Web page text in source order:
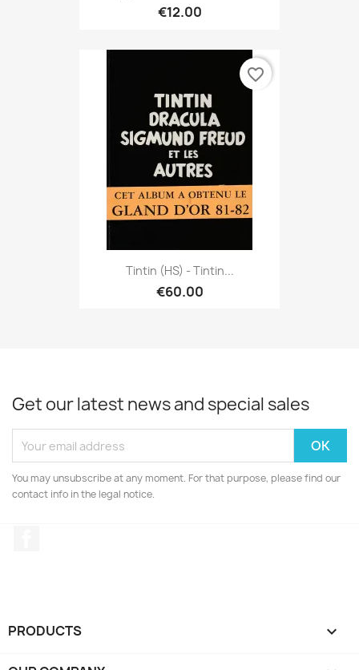
€12.00
Tintin (HS) - Tintin...
€60.00
favorite_border
Get our latest news and special sales
You may unsubscribe at any moment. For that purpose, please find our
contact info in the legal notice.
PRODUCTS 